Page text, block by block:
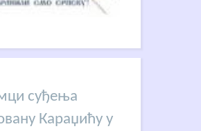
суђења
Караџићу у